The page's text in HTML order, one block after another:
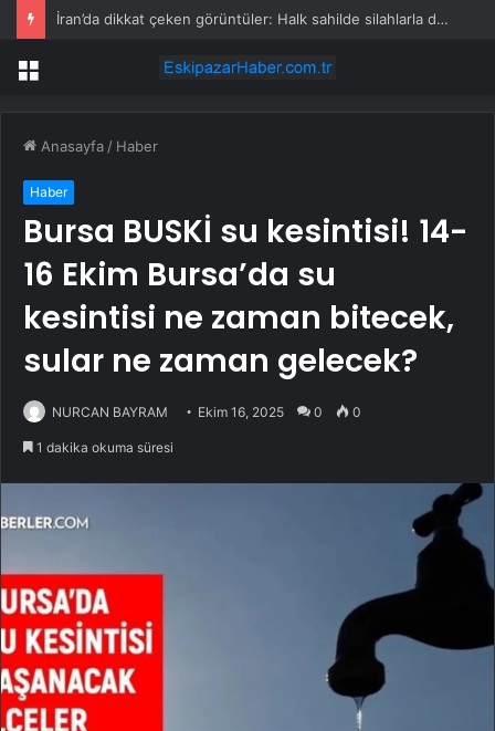
İran’da dikkat çeken görüntüler: Halk sahilde silahlarla devriye atıyor
Menü
Anasayfa / Haber
Haber
Bursa BUSKİ su kesintisi! 14-
16 Ekim Bursa’da su
kesintisi ne zaman bitecek,
sular ne zaman gelecek?
NURCAN BAYRAM Ekim 16, 2025 0 0
1 dakika okuma süresi